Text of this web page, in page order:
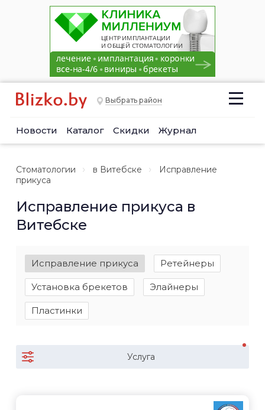
Выбрать район
Новости Каталог Скидки Журнал
Стоматологии в Витебске
Исправление
прикуса
Исправление прикуса в
Витебске
Исправление прикуса Ретейнеры
Установка брекетов Элайнеры
Пластинки
Услуга